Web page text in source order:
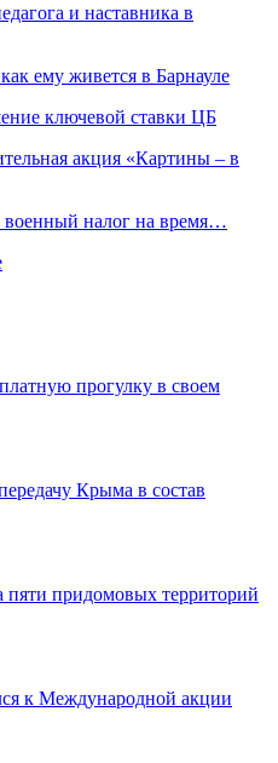
и наставника в
ему живется в Барнауле
ключевой ставки ЦБ
акция «Картины – в
военный налог на время…
прогулку в своем
Крыма в состав
придомовых территорий
к Международной акции